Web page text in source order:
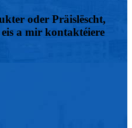
oder Präislëscht,
a mir kontaktéiere